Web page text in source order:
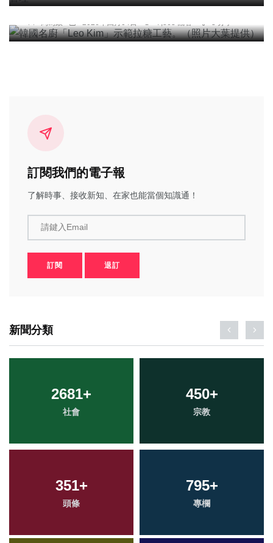
提供）
周為政 2026年四月04日 7,863 觀看 3 分享
訂閱我們的電子報
了解時事、接收新知、在家也能當個知識通！
請鍵入Email
訂閱 退訂
新聞分類
2681+
社會
450+
宗教
351+
頭條
795+
專欄